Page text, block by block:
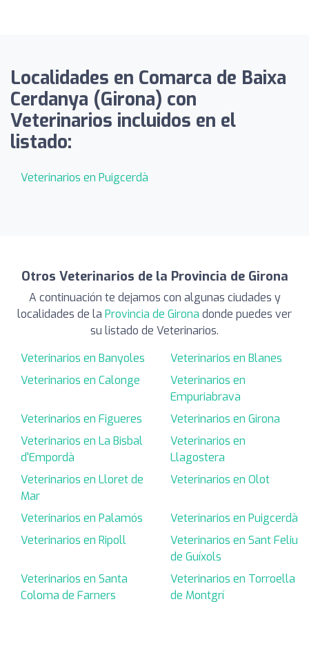
Localidades en Comarca de Baixa
Cerdanya (Girona) con
Veterinarios incluidos en el
listado:
Veterinarios en Puigcerdà
Otros Veterinarios de la Provincia de Girona
A continuación te dejamos con algunas ciudades y
localidades de la Provincia de Girona donde puedes ver
su listado de Veterinarios.
Veterinarios en Banyoles
Veterinarios en Blanes
Veterinarios en Calonge
Veterinarios en
Empuriabrava
Veterinarios en Figueres
Veterinarios en Girona
Veterinarios en La Bisbal
d'Empordà
Veterinarios en
Llagostera
Veterinarios en Lloret de
Mar
Veterinarios en Olot
Veterinarios en Palamós
Veterinarios en Puigcerdà
Veterinarios en Ripoll
Veterinarios en Sant Feliu
de Guíxols
Veterinarios en Santa
Coloma de Farners
Veterinarios en Torroella
de Montgrí